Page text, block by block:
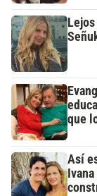
que
Así